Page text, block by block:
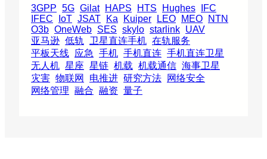
3GPP 5G Gilat HAPS HTS Hughes
IFC
IFEC
IoT JSAT Ka Kuiper LEO MEO
NTN
O3b OneWeb SES skylo starlink UAV
亚马逊 低轨 卫星直连手机 在轨服务
平板天线 应急 手机 手机直连 手机直连卫星
无人机 星座 星链 机载 机载通信 海事卫星
灾害 物联网 电推进 研究方法
网络安全
网络管理 融合 融资 量子